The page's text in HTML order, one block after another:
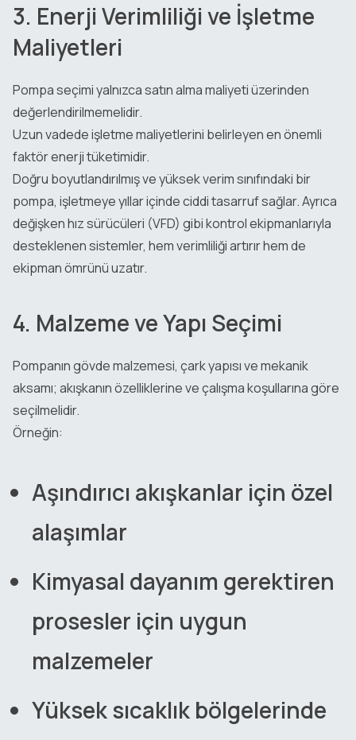
3. Enerji Verimliliği ve İşletme
Maliyetleri
Pompa seçimi yalnızca satın alma maliyeti üzerinden
değerlendirilmemelidir.
Uzun vadede işletme maliyetlerini belirleyen en önemli
faktör enerji tüketimidir.
Doğru boyutlandırılmış ve yüksek verim sınıfındaki bir
pompa, işletmeye yıllar içinde ciddi tasarruf sağlar. Ayrıca
değişken hız sürücüleri (VFD) gibi kontrol ekipmanlarıyla
desteklenen sistemler, hem verimliliği artırır hem de
ekipman ömrünü uzatır.
4. Malzeme ve Yapı Seçimi
Pompanın gövde malzemesi, çark yapısı ve mekanik
aksamı; akışkanın özelliklerine ve çalışma koşullarına göre
seçilmelidir.
Örneğin:
Aşındırıcı akışkanlar için özel
alaşımlar
Kimyasal dayanım gerektiren
prosesler için uygun
malzemeler
Yüksek sıcaklık bölgelerinde